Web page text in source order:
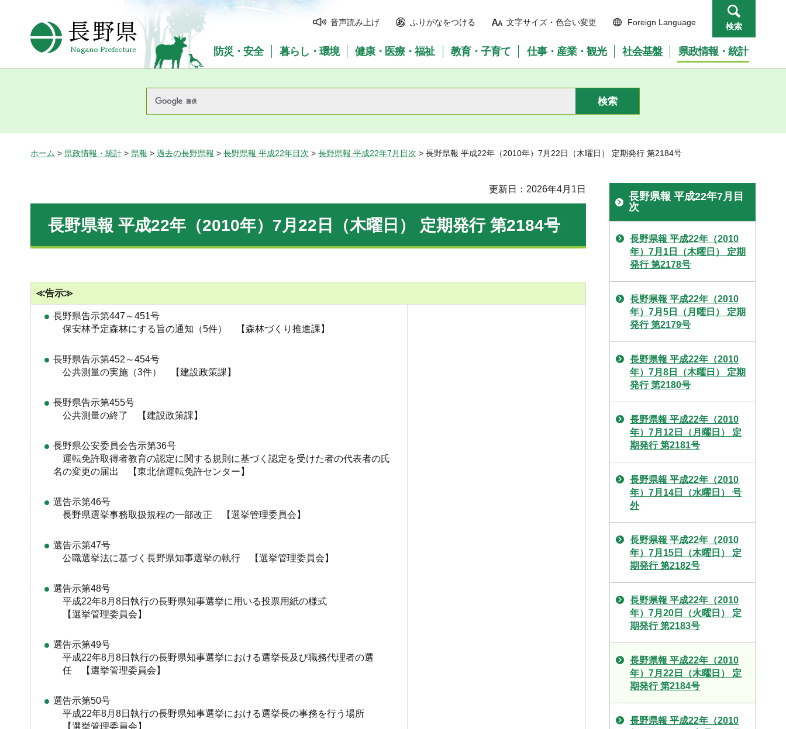
長野県Nagano Prefecture
音声読み上げ ふりがなをつける 文字サイズ・色合い変更 Foreign Language 検索
防災・安全 暮らし・環境 健康・医療・福祉 教育・子育て 仕事・産業・観光 社会基盤 県政情報・統計
ホーム > 県政情報・統計 > 県報 > 過去の長野県報 > 長野県報 平成22年目次 > 長野県報 平成22年7月目次 > 長野県報 平成22年（2010年）7月22日（木曜日） 定期発行 第2184号
更新日：2026年4月1日
長野県報 平成22年（2010年）7月22日（木曜日） 定期発行 第2184号
≪告示≫
長野県告示第447～451号
保安林予定森林にする旨の通知（5件） 【森林づくり推進課】
長野県告示第452～454号
公共測量の実施（3件） 【建設政策課】
長野県告示第455号
公共測量の終了 【建設政策課】
長野県公安委員会告示第36号
運転免許取得者教育の認定に関する規則に基づく認定を受けた者の代表者の氏
名の変更の届出 【東北信運転免許センター】
選告示第46号
長野県選挙事務取扱規程の一部改正 【選挙管理委員会】
選告示第47号
公職選挙法に基づく長野県知事選挙の執行 【選挙管理委員会】
選告示第48号
平成22年8月8日執行の長野県知事選挙に用いる投票用紙の様式
【選挙管理委員会】
選告示第49号
平成22年8月8日執行の長野県知事選挙における選挙長及び職務代理者の選
任 【選挙管理委員会】
選告示第50号
平成22年8月8日執行の長野県知事選挙における選挙長の事務を行う場所
【選挙管理委員会】
長野県報 平成22年7月目
次
長野県報 平成22年（2010
年）7月1日（木曜日） 定期
発行 第2178号
長野県報 平成22年（2010
年）7月5日（月曜日） 定期
発行 第2179号
長野県報 平成22年（2010
年）7月8日（木曜日） 定期
発行 第2180号
長野県報 平成22年（2010
年）7月12日（月曜日） 定
期発行 第2181号
長野県報 平成22年（2010
年）7月14日（水曜日） 号
外
長野県報 平成22年（2010
年）7月15日（木曜日） 定
期発行 第2182号
長野県報 平成22年（2010
年）7月20日（火曜日） 定
期発行 第2183号
長野県報 平成22年（2010
年）7月22日（木曜日） 定
期発行 第2184号
長野県報 平成22年（2010